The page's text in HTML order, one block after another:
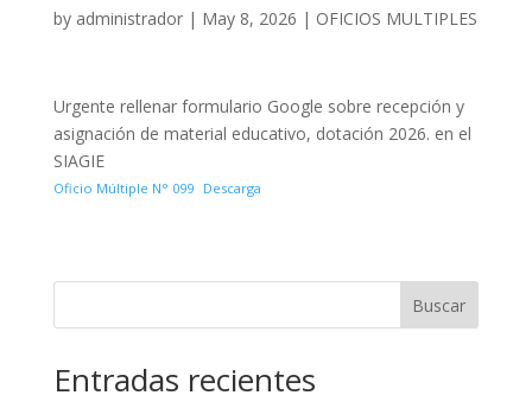
by administrador| May 8, 2026 | OFICIOS MULTIPLES
Urgente rellenar formulario Google sobre recepción y
asignación de material educativo, dotación 2026. en el
SIAGIE
Oficio Múltiple N° 099 Descarga
Buscar
Entradas recientes